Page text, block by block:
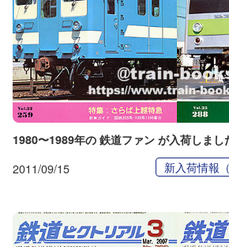
1980〜1989年の 鉄道ファン が入荷しまし
2011/09/15 新入荷情報